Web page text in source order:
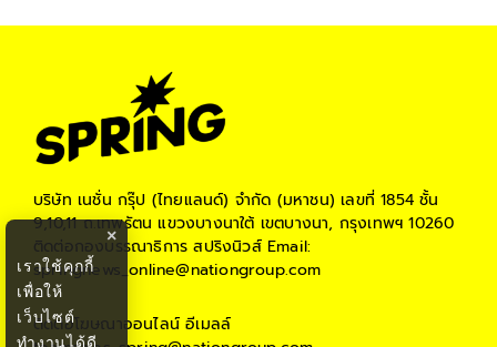
บริษัท เนชั่น กรุ๊ป (ไทยแลนด์) จำกัด (มหาชน) เลขที่ 1854 ชั้น
9,10,11 ถ.เทพรัตน แขวงบางนาใต้ เขตบางนา, กรุงเทพฯ 10260
ติดต่อกองบรรณาธิการ สปริงนิวส์Email:
springnews_online@nationgroup.com
ติดต่อโฆษณาออนไลน์ อีเมลล์
×
เราใช้คุกกี้
เพื่อให้
เว็บไซต์
ทำงานได้ดี